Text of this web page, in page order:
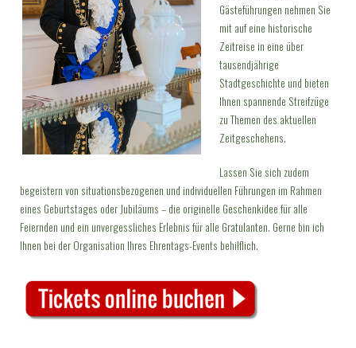
Gästeführungen nehmen Sie
mit auf eine historische
Zeitreise in eine über
tausendjährige
Stadtgeschichte und bieten
Ihnen spannende Streifzüge
zu Themen des aktuellen
Zeitgeschehens.
Lassen Sie sich zudem
begeistern von situationsbezogenen und individuellen Führungen im Rahmen
eines Geburtstages oder Jubiläums – die originelle Geschenkidee für alle
Feiernden und ein unvergessliches Erlebnis für alle Gratulanten. Gerne bin ich
Ihnen bei der Organisation Ihres Ehrentags-Events behilflich.